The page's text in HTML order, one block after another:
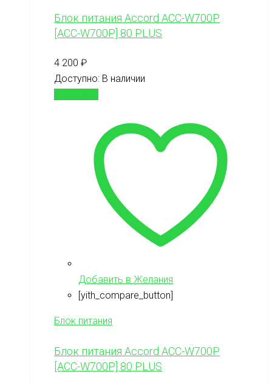
Блок питания Accord ACC-W700P
[ACC-W700P] 80 PLUS
4 200 ₽
Доступно: В наличии
Добавить в Желания
[yith_compare_button]
Блок питания
Блок питания Accord ACC-W700P
[ACC-W700P] 80 PLUS